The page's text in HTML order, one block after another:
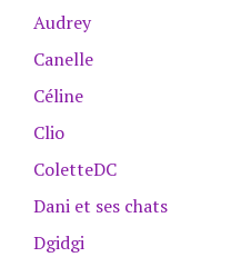
Audrey
Canelle
Céline
Clio
ColetteDC
Dani et ses chats
Dgidgi